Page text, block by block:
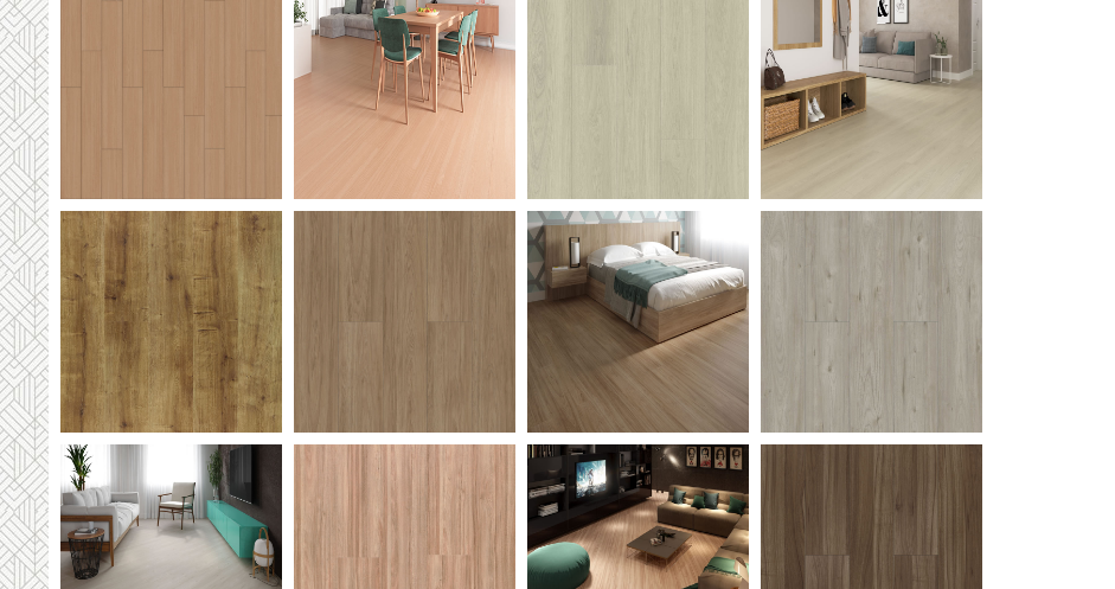
Carvalho-Avela Carvalho-Eterno
Carvalho-York Itapua
Milao Milao Nogueira-Cadiz